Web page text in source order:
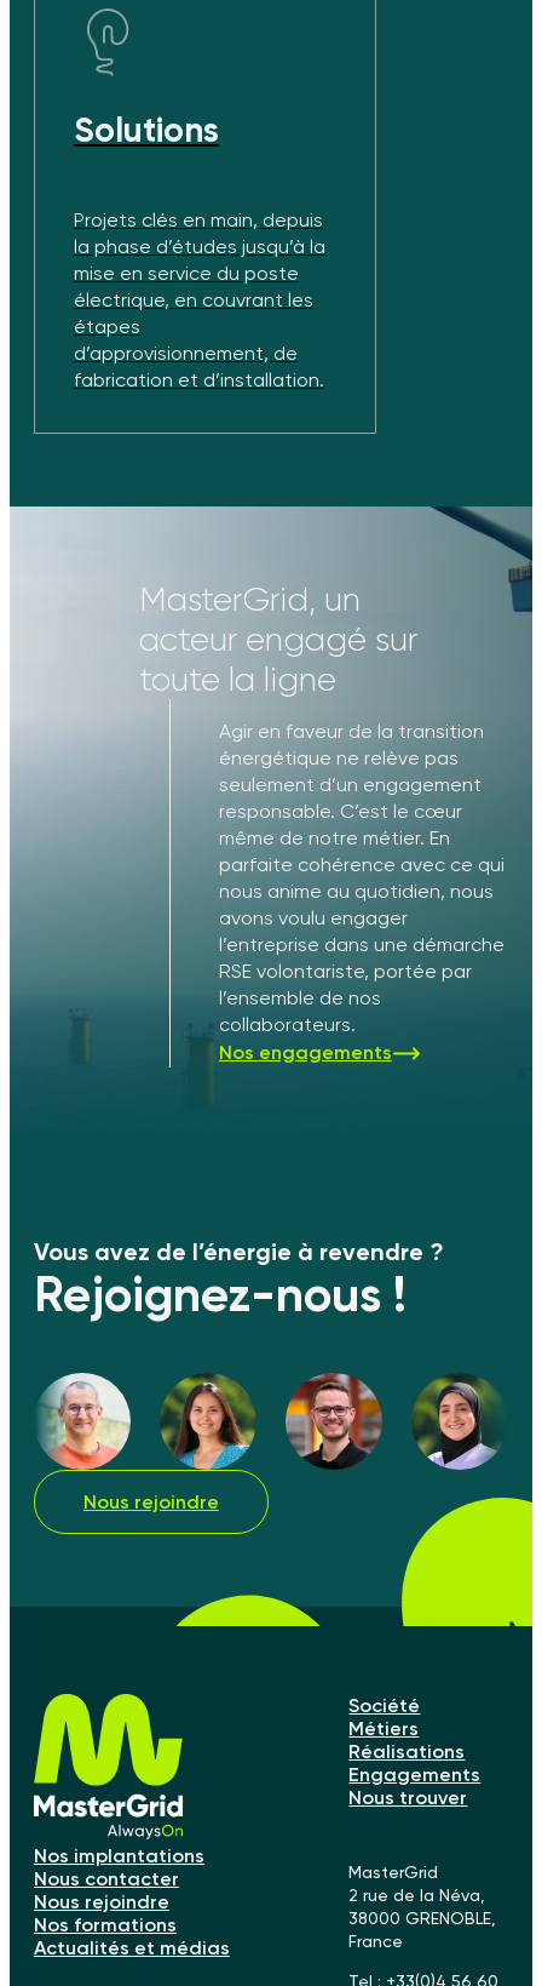
Solutions
Projets clés en main, depuis
la phase d’études jusqu’à la
mise en service du poste
électrique, en couvrant les
étapes
d’approvisionnement, de
fabrication et d’installation.
MasterGrid, un
acteur engagé sur
toute la ligne
Agir en faveur de la transition
énergétique ne relève pas
seulement d’un engagement
responsable. C’est le cœur
même de notre métier. En
parfaite cohérence avec ce qui
nous anime au quotidien, nous
avons voulu engager
l’entreprise dans une démarche
RSE volontariste, portée par
l’ensemble de nos
collaborateurs.
Nos engagements
Vous avez de l’énergie à revendre ?
Rejoignez-nous !
Nous rejoindre
Société
Métiers
Réalisations
Engagements
Nous trouver
Nos implantations
Nous contacter
Nous rejoindre
Nos formations
Actualités et médias
MasterGrid
2 rue de la Néva,
38000 GRENOBLE,
France
Tel : +33(0)4 56 60